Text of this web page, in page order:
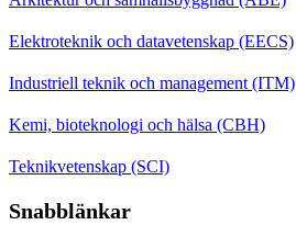
Elektroteknik och datavetenskap (EECS)
Industriell teknik och management (ITM)
Kemi, bioteknologi och hälsa (CBH)
Teknikvetenskap (SCI)
Snabblänkar